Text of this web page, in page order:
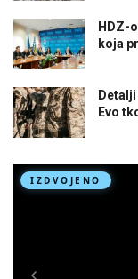
HDZ-
koja
Evo